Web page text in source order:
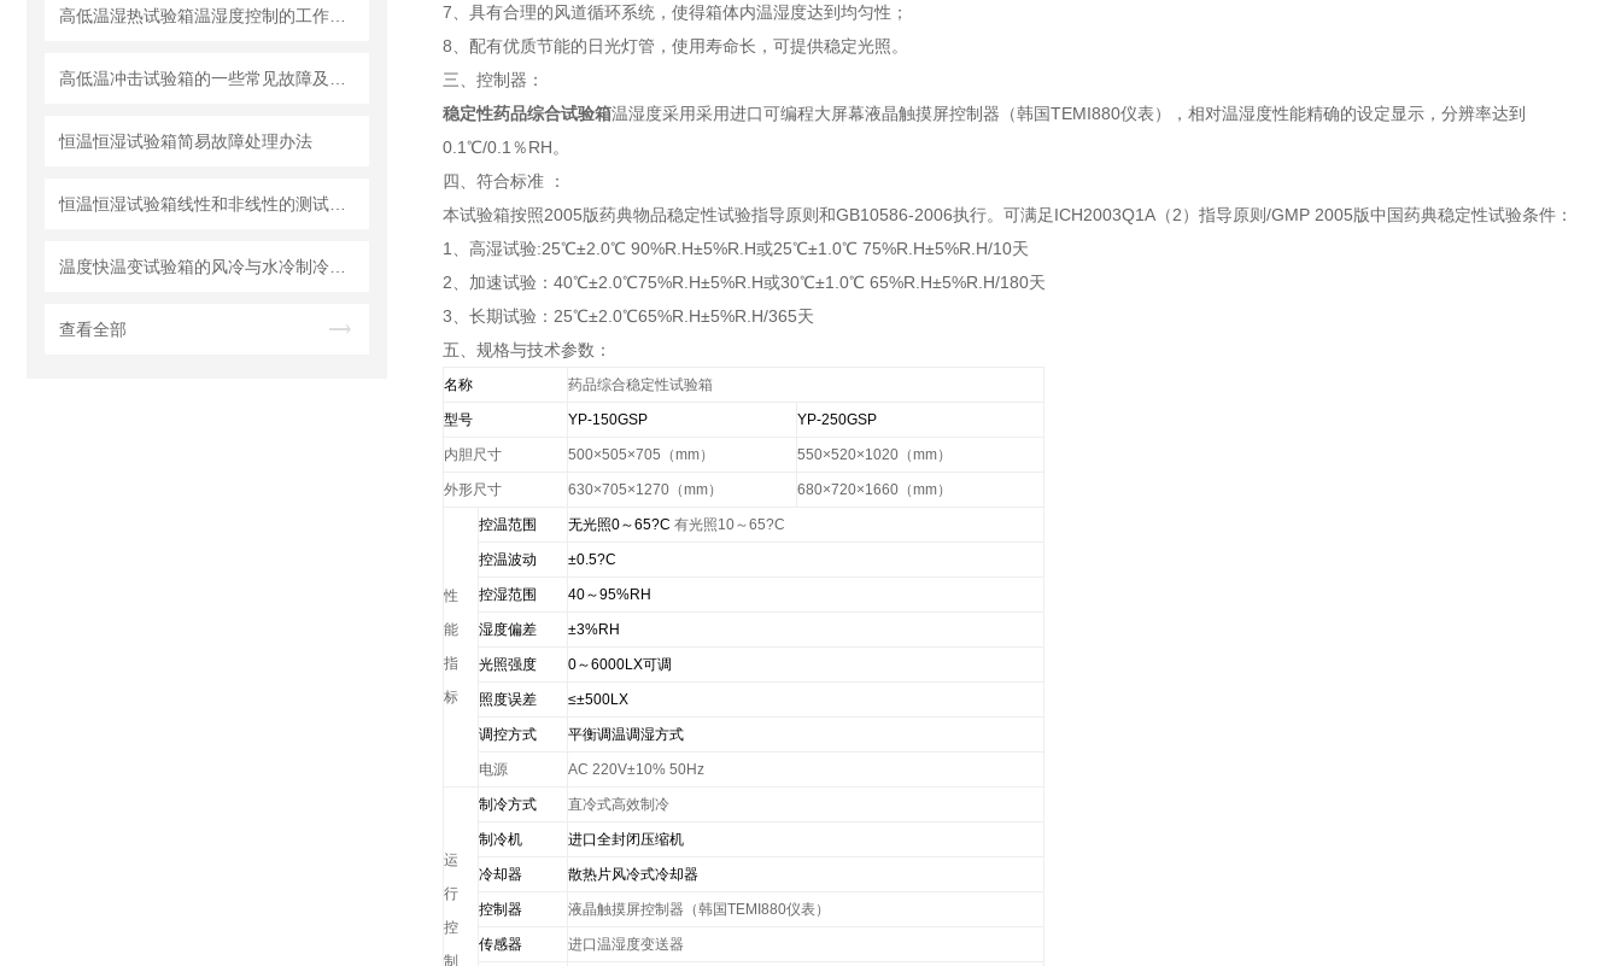
恒温恒湿试验箱简易故障处理办法
查看全部
7、具有合理的风道循环系统，使得箱体内温湿度达到均匀性；
8、配有优质节能的日光灯管，使用寿命长，可提供稳定光照。
三、控制器：
稳定性药品综合试验箱温湿度采用采用进口可编程大屏幕液晶触摸屏控制器（韩国TEMI880仪表），相对温湿度性能精确的设定显示，分辨率达到
0.1℃/0.1％RH。
四、符合标准 ：
本试验箱按照2005版药典物品稳定性试验指导原则和GB10586-2006执行。可满足ICH2003Q1A（2）指导原则/GMP 2005版中国药典稳定性试验条件：
1、高湿试验:25℃±2.0℃ 90%R.H±5%R.H或25℃±1.0℃ 75%R.H±5%R.H/10天
2、加速试验：40℃±2.0℃75%R.H±5%R.H或30℃±1.0℃ 65%R.H±5%R.H/180天
3、长期试验：25℃±2.0℃65%R.H±5%R.H/365天
五、规格与技术参数：
名称 药品综合稳定性试验箱
型号 YP-150GSP YP-250GSP
内胆尺寸 500×505×705 （mm） 550×520×1020（mm）
外形尺寸 630×705×1270（mm） 680×720×1660（mm）
性
能
指
标
控温范围 无光照0～65?C 有光照10～65?C
控温波动 ±0.5?C
控湿范围 40～95%RH
湿度偏差 ±3%RH
光照强度 0～6000LX可调
照度误差 ≤±500LX
调控方式 平衡调温调湿方式
电源 AC 220V±10% 50Hz
运
行
控
制
制冷方式 直冷式高效制冷
制冷机 进口全封闭压缩机
冷却器 散热片风冷式冷却器
控制器 液晶触摸屏控制器（韩国TEMI880仪表）
传感器 进口温湿度变送器